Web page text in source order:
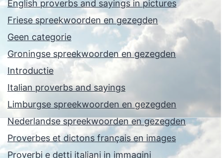
English proverbs and sayings in pictures
Friese spreekwoorden en gezegden
Geen categorie
Groningse spreekwoorden en gezegden
Introductie
Italian proverbs and sayings
Limburgse spreekwoorden en gezegden
Nederlandse spreekwoorden en gezegden
Proverbes et dictons français en images
Proverbi e detti italiani in immagini